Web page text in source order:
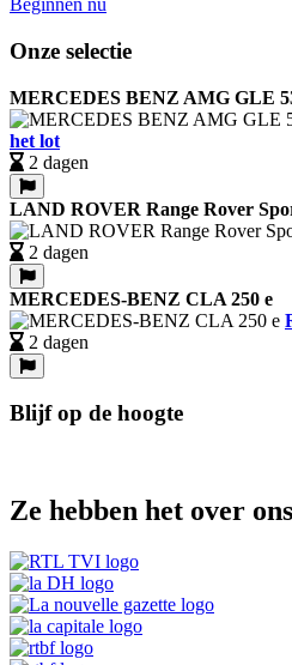
Beginnen nu
Onze selectie
MERCEDES BENZ AMG GLE
het lot
2 dagen
LAND ROVER Range Rover
2 dagen
MERCEDES-BENZ CLA 250 e
2 dagen
Blijf op de hoogte
Ze hebben het over ons